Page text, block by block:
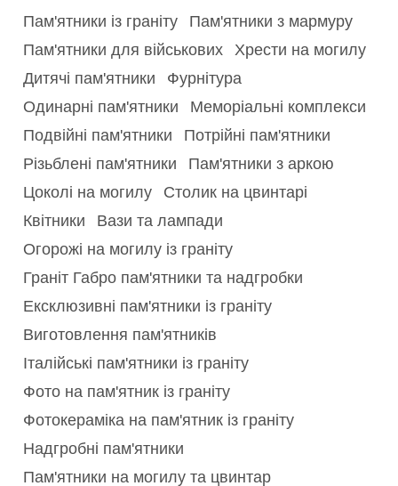
Пам'ятники із граніту
Пам'ятники з мармуру
Пам'ятники для військових
Хрести на могилу
Дитячі пам'ятники
Фурнітура
Одинарні пам'ятники
Меморіальні комплекси
Подвійні пам'ятники
Потрійні пам'ятники
Різьблені пам'ятники
Пам'ятники з аркою
Цоколі на могилу
Столик на цвинтарі
Квітники
Вази та лампади
Огорожі на могилу із граніту
Граніт Габро пам'ятники та надгробки
Ексклюзивні пам'ятники із граніту
Виготовлення пам'ятників
Італійські пам'ятники із граніту
Фото на пам'ятник із граніту
Фотокераміка на пам'ятник із граніту
Надгробні пам'ятники
Пам'ятники на могилу та цвинтар